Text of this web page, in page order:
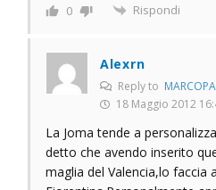
0 Rispondi
Alexrn
Reply to
18 Maggio 2012
La Joma tende a
detto che avendo inserito
maglia del Valencia,lo faccia